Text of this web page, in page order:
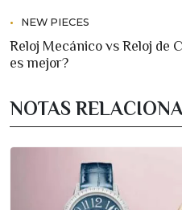
NEW PIECES
Reloj Mecánico vs Reloj de
es mejor?
NOTAS